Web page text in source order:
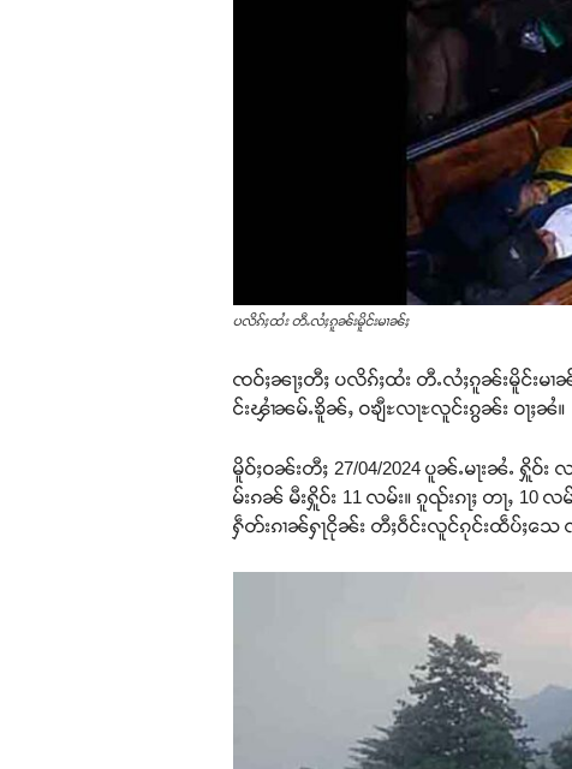
ပလိၵ်ႈထႆး တီႉလႆႈၵူၼ်းမိူင်းမၢၼ်ႈ
ၸဝ်ႈၼႃႈတီႈ ပလိၵ်ႈထႆး တီႉလႆႈၵူၼ်းမိူင်းမ
င်းၾၢႆၼမ်ႉၶိူၼ်ႇ ဝၶျီႊလႃႊလူင်းၵွၼ်း ဝႃႈၼႆ။
မိူဝ်ႈဝၼ်းတီႈ 27/04/2024 ပူၼ်ႉမႃးၼႆႉ ႁိူဝ်
မ်းၵၼ် မီးႁိူဝ်း 11 လမ်း။ ၵူၺ်းၵႃႈ တႃႇ
ႁဵတ်းၵၢၼ်ႁႃငိုၼ်း တီႈဝဵင်းလူင်ၵုင်းထဵပ်ႈသေ လႆ